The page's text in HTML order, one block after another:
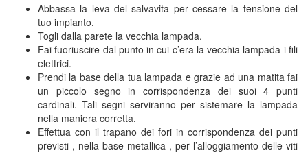
Abbassa la leva del salvavita per cessare la tensione del
tuo impianto.
Togli dalla parete la vecchia lampada.
Fai fuoriuscire dal punto in cui c’era la vecchia lampada i fili
elettrici.
Prendi la base della tua lampada e grazie ad una matita fai
un piccolo segno in corrispondenza dei suoi 4 punti
cardinali. Tali segni serviranno per sistemare la lampada
nella maniera corretta.
Effettua con il trapano dei fori in corrispondenza dei punti
previsti , nella base metallica , per l’alloggiamento delle viti